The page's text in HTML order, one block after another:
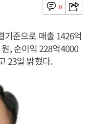
0
기준으로 매출 1426억
, 순이익 228억4000
23일 밝혔다.